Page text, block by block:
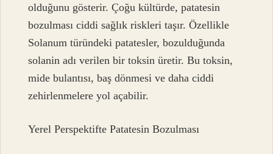
olduğunu gösterir. Çoğu kültürde, patatesin
bozulması ciddi sağlık riskleri taşır. Özellikle
Solanum türündeki patatesler, bozulduğunda
solanin adı verilen bir toksin üretir. Bu toksin,
mide bulantısı, baş dönmesi ve daha ciddi
zehirlenmelere yol açabilir.
Yerel Perspektifte Patatesin Bozulması